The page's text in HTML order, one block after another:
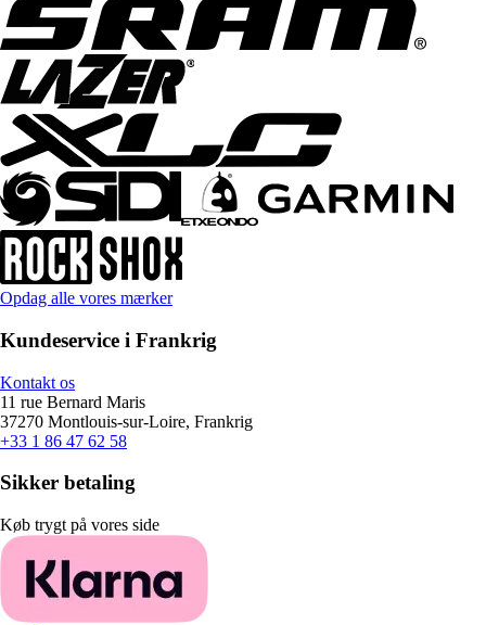
Opdag alle vores mærker
Kundeservice i Frankrig
Kontakt os
11 rue Bernard Maris
37270 Montlouis-sur-Loire, Frankrig
+33 1 86 47 62 58
Sikker betaling
Køb trygt på vores side